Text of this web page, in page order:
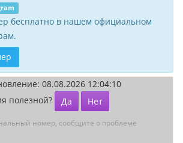
бесплатно в нашем официальном
08.08.2026 12:04:10
полезной?
Да Нет
номер, сообщите о проблеме